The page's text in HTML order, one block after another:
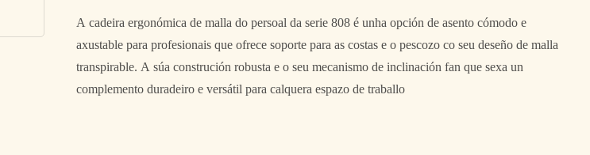
A cadeira ergonómica de malla do persoal da serie 808 é unha opción de asento cómodo e
axustable para profesionais que ofrece soporte para as costas e o pescozo co seu deseño de malla
transpirable. A súa construción robusta e o seu mecanismo de inclinación fan que sexa un
complemento duradeiro e versátil para calquera espazo de traballo